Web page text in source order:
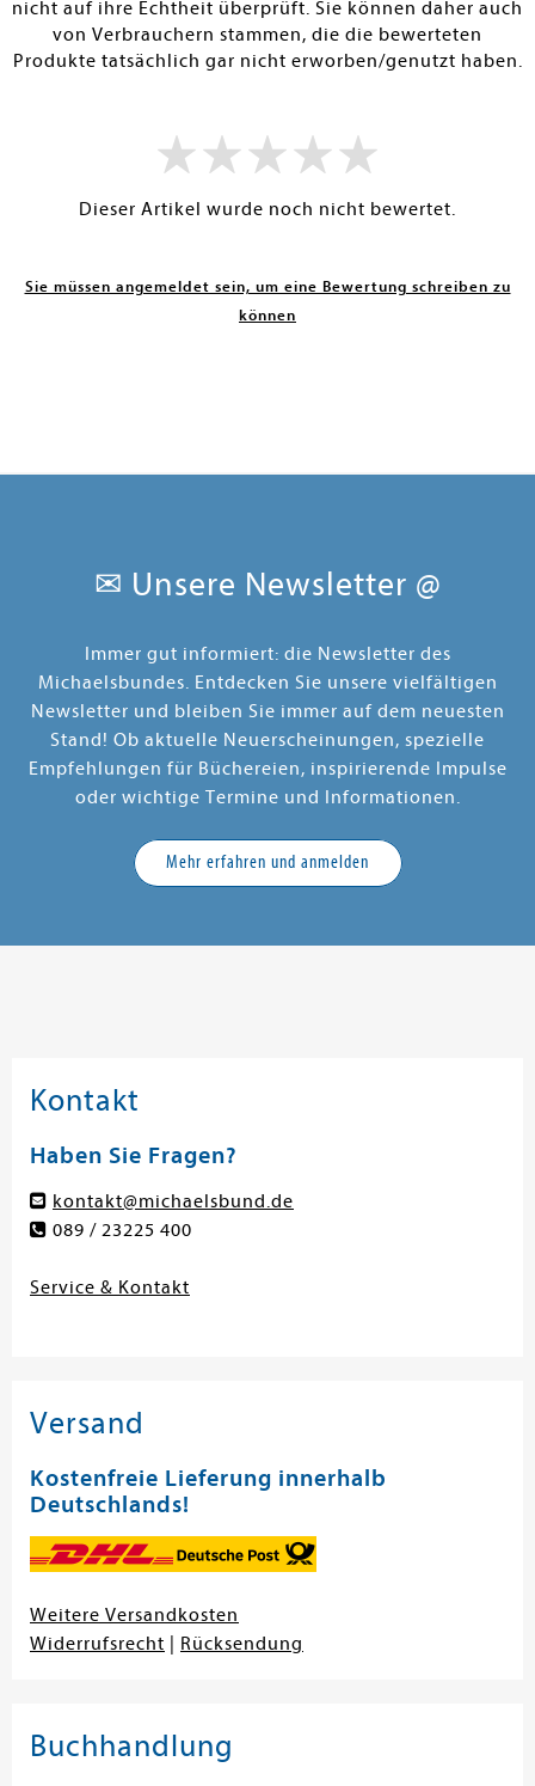
nicht auf ihre Echtheit überprüft. Sie können daher auch
von Verbrauchern stammen, die die bewerteten
Produkte tatsächlich gar nicht erworben/genutzt haben.
Dieser Artikel wurde noch nicht bewertet.
Sie müssen angemeldet sein, um eine Bewertung schreiben zu
können
✉ Unsere Newsletter @
Immer gut informiert: die Newsletter des
Michaelsbundes. Entdecken Sie unsere vielfältigen
Newsletter und bleiben Sie immer auf dem neuesten
Stand! Ob aktuelle Neuerscheinungen, spezielle
Empfehlungen für Büchereien, inspirierende Impulse
oder wichtige Termine und Informationen.
Mehr erfahren und anmelden
Kontakt
Haben Sie Fragen?
kontakt@michaelsbund.de
089 / 23225 400
Service & Kontakt
Versand
Kostenfreie Lieferung innerhalb
Deutschlands!
Weitere Versandkosten
Widerrufsrecht
Rücksendung
Buchhandlung